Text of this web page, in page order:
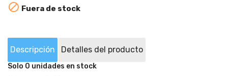
 Fuera de stock
Descripción Detalles del producto
Solo 0 unidades en stock